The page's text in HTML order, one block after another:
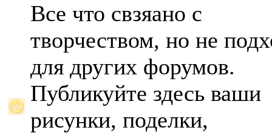
Все что свзяано с
творчеством, но не
для других форумов.
Публикуйте здесь ваши
рисунки, поделки,